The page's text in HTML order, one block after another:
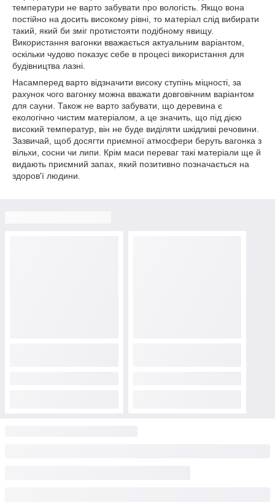
температури не варто забувати про вологість. Якщо вона
постійно на досить високому рівні, то матеріал слід вибирати
такий, який би зміг протистояти подібному явищу.
Використання вагонки вважається актуальним варіантом,
оскільки чудово показує себе в процесі використання для
будівництва лазні.
Насамперед варто відзначити високу ступінь міцності, за
рахунок чого вагонку можна вважати довговічним варіантом
для сауни. Також не варто забувати, що деревина є
екологічно чистим матеріалом, а це значить, що під дією
високий температур, він не буде виділяти шкідливі речовини.
Зазвичай, щоб досягти приємної атмосфери беруть вагонка з
вільхи, сосни чи липи. Крім маси переваг такі матеріали ще й
видають приємний запах, який позитивно позначається на
здоров'ї людини.